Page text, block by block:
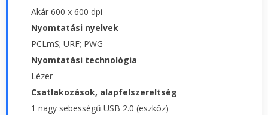
Akár 600 x 600 dpi
Nyomtatási nyelvek
PCLmS; URF; PWG
Nyomtatási technológia
Lézer
Csatlakozások, alapfelszereltség
1 nagy sebességű USB 2.0 (eszköz)